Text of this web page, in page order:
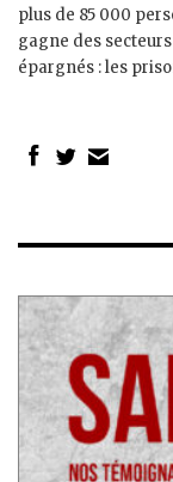
plus de 85 000
gagne des
épargnés : les